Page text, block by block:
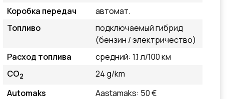
Коробка передач
автомат.
Топливо
подключаемый гибрид
(бензин / электричество)
Расход топлива
средний: 1.1 л/100 км
CO2
24 g/km
Automaks
Aastamaks: 50 €